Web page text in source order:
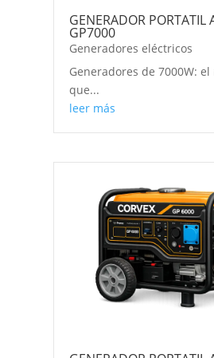
GENERADOR PORTATIL
GP7000
Generadores eléctricos
Generadores de 7000W:
que...
leer más